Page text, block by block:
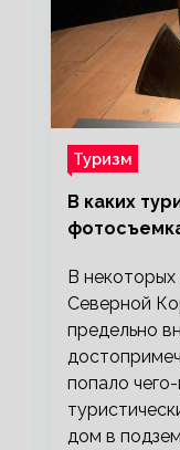
Туризм
В каких
В
Северной
предельно
попало
дом в